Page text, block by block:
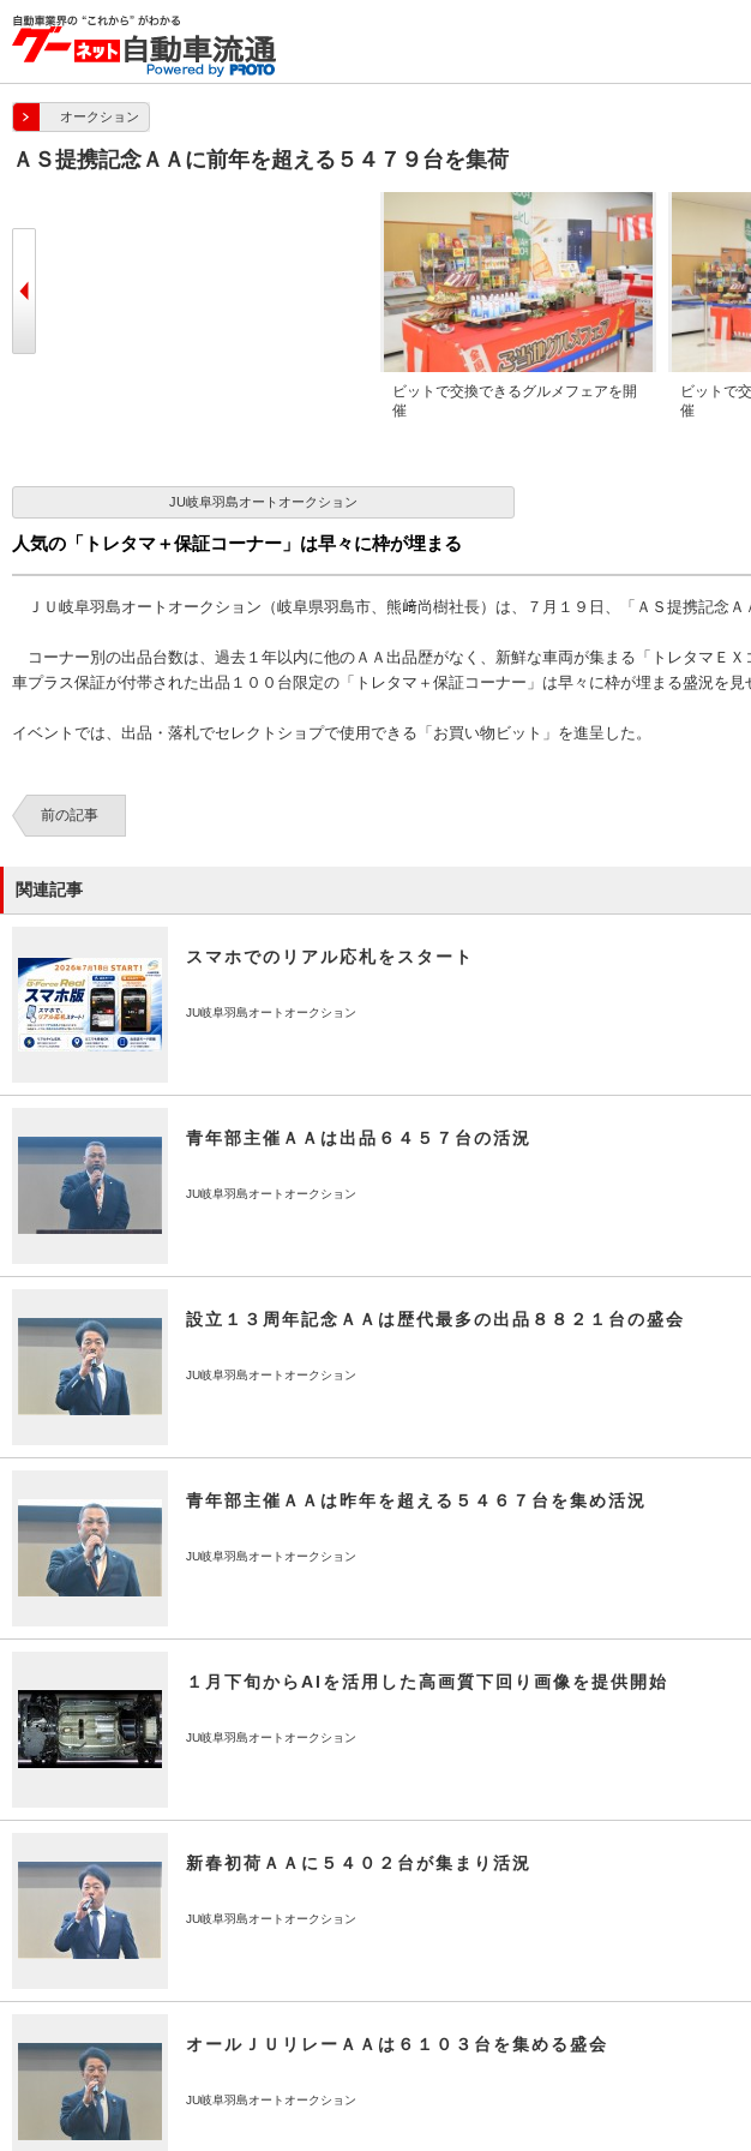
オークション
ＡＳ提携記念ＡＡに前年を超える５４７９台を集荷
ビットで交換できるグルメフェアを開
催
ビットで
催
JU岐阜羽島オートオークション
人気の「トレタマ＋保証コーナー」は早々に枠が埋まる
ＪＵ岐阜羽島オートオークション（岐阜県羽島市、熊﨑尚樹社長）は、７月１９日、「ＡＳ提携記念
コーナー別の出品台数は、過去１年以内に他のＡＡ出品歴がなく、新鮮な車両が集まる「トレタマＥ
車プラス保証が付帯された出品１００台限定の「トレタマ＋保証コーナー」は早々に枠が埋まる盛況を見
イベントでは、出品・落札でセレクトショプで使用できる「お買い物ビット」を進呈した。
前の記事
関連記事
スマホでのリアル応札をスタート
JU岐阜羽島オートオークション
青年部主催ＡＡは出品６４５７台の活況
JU岐阜羽島オートオークション
設立１３周年記念ＡＡは歴代最多の出品８８２１台の盛会
JU岐阜羽島オートオークション
青年部主催ＡＡは昨年を超える５４６７台を集め活況
JU岐阜羽島オートオークション
１月下旬からAIを活用した高画質下回り画像を提供開始
JU岐阜羽島オートオークション
新春初荷ＡＡに５４０２台が集まり活況
JU岐阜羽島オートオークション
オールＪＵリレーＡＡは６１０３台を集める盛会
JU岐阜羽島オートオークション